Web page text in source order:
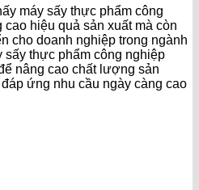
máy sấy thực phẩm công
hiệu quả sản xuất mà còn
cho doanh nghiệp trong ngành
thực phẩm công nghiệp
nâng cao chất lượng sản
ứng nhu cầu ngày càng cao